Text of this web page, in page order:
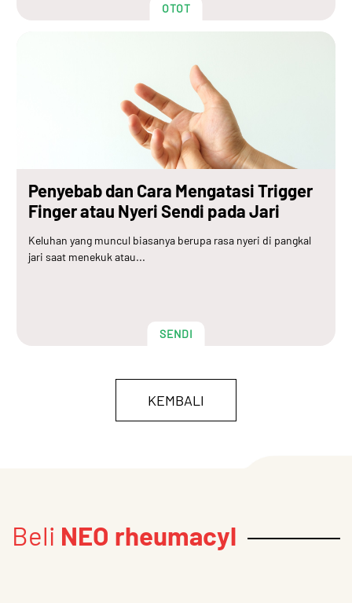
OTOT
Penyebab dan Cara Mengatasi Trigger
Finger atau Nyeri Sendi pada Jari
Keluhan yang muncul biasanya berupa rasa nyeri di pangkal
jari saat menekuk atau...
SENDI
KEMBALI
Beli NEO rheumacyl